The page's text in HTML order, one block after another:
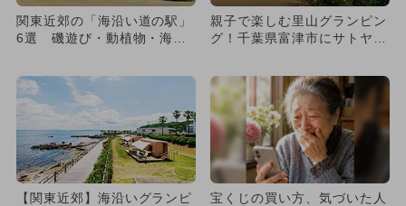
関東近郊の「海沿い道の駅」
6選 磯遊び・動植物・海の
親子で楽しむ里山グランピン
グ！千葉県富津市にサトヤマ
ナ...
【関東近郊】海沿いグランピ
宝くじの買い方、気づいた人